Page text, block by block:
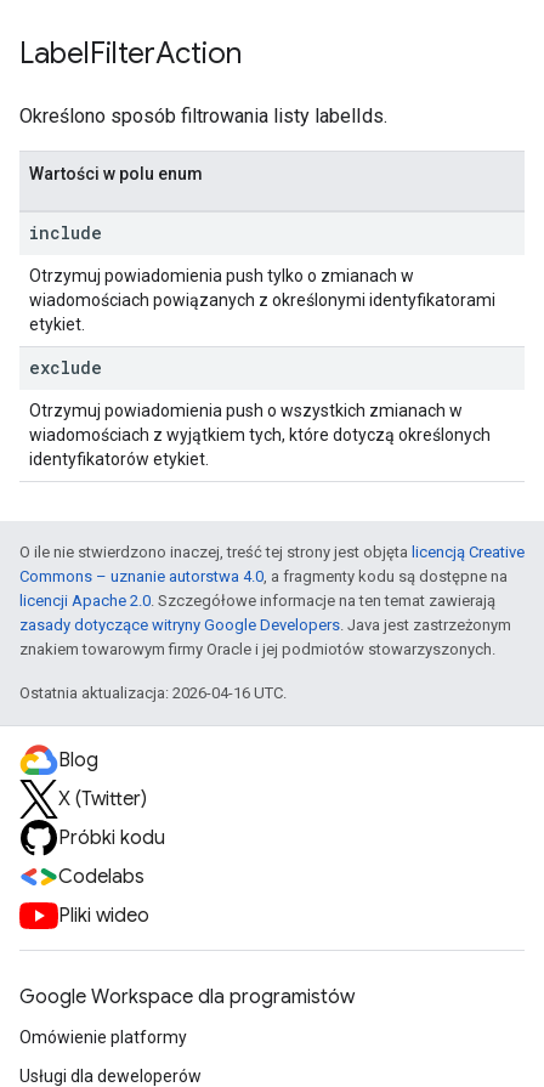
LabelFilterAction
Określono sposób filtrowania listy labelIds.
Wartości w polu enum
include
Otrzymuj powiadomienia push tylko o zmianach w
wiadomościach powiązanych z określonymi identyfikatorami
etykiet.
exclude
Otrzymuj powiadomienia push o wszystkich zmianach w
wiadomościach z wyjątkiem tych, które dotyczą określonych
identyfikatorów etykiet.
O ile nie stwierdzono inaczej, treść tej strony jest objęta licencją Creative
Commons – uznanie autorstwa 4.0, a fragmenty kodu są dostępne na
licencji Apache 2.0. Szczegółowe informacje na ten temat zawierają
zasady dotyczące witryny Google Developers. Java jest zastrzeżonym
znakiem towarowym firmy Oracle i jej podmiotów stowarzyszonych.
Ostatnia aktualizacja: 2026-04-16 UTC.
Blog
X (Twitter)
Próbki kodu
Codelabs
Pliki wideo
Google Workspace dla programistów
Omówienie platformy
Usługi dla deweloperów